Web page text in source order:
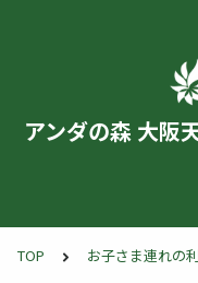
アンダの森 大阪
TOP お子さま連れの